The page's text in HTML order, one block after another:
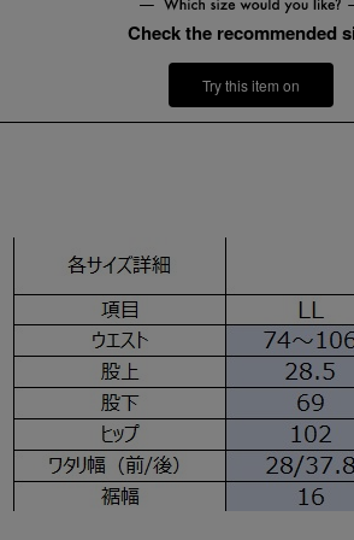
Check the recommended
Try this item on